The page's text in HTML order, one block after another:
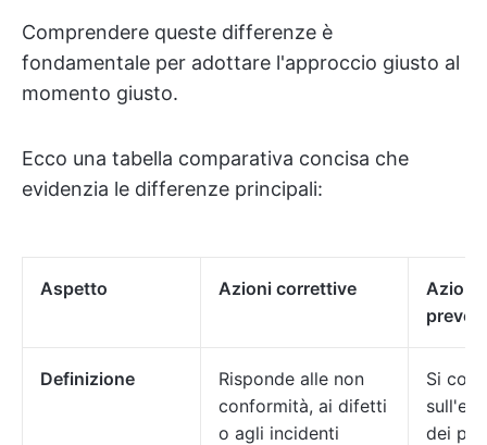
Comprendere queste differenze è
fondamentale per adottare l'approccio giusto al
momento giusto.
Ecco una tabella comparativa concisa che
evidenzia le differenze principali:
Aspetto Azioni correttive
Azioni
Definizione
Risponde alle non
conformità, ai difetti
o agli incidenti
Si
dei